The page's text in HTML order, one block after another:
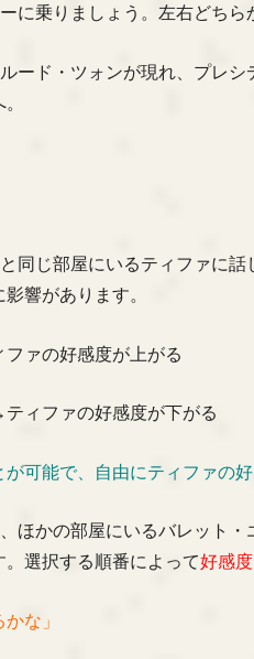
に乗りましょう。左右どちら
ード・ツォンが現れ、プレ
同じ部屋にいるティファに
影響があります。
ァの好感度が上がる
ィファの好感度が下がる
可能で、自由にティファの
ほかの部屋にいるバレット
選択する順番によって好感度
な」